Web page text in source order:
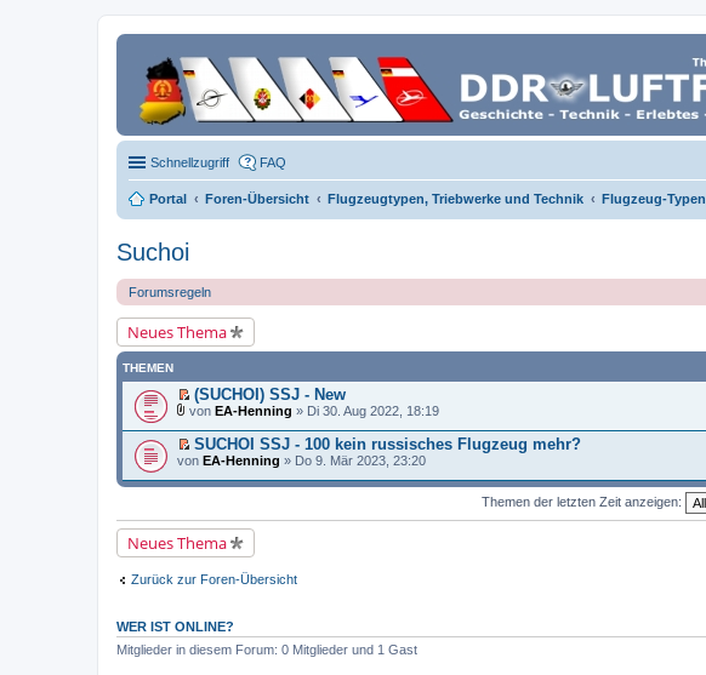
Schnellzugriff FAQ
Portal Foren-Übersicht Flugzeugtypen, Triebwerke und Technik Flugzeug-Typen
Suchoi
Forumsregeln
Neues Thema
THEMEN
E
s
e
r
g
e
l
s
e
r
B
(SUCHOI) SSJ - New
a
t
e
i
h
a
n
von EA-Henning » Di 30. Aug 2022, 18:19
E
s
r
u
n
e
s
e
SUCHOI SSJ - 100 kein russisches Flugzeug mehr?
von EA-Henning » Do 9. Mär 2023, 23:20
Themen der letzten Zeit anzeigen:
Neues Thema
Zurück zur Foren-Übersicht
WER IST ONLINE?
Mitglieder in diesem Forum: 0 Mitglieder und 1 Gast